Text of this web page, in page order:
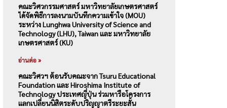
คณะวิศวกรรมศาสตร์ มหาวิทยาลัยเกษตรศาสตร์
ได้จัดพิธีการลงนามบันทึกความเข้าใจ (MOU)
ระหว่าง Lunghwa University of Science and
Technology (LHU), Taiwan และ มหาวิทยาลัย
เกษตรศาสตร์ (KU)
อ่านต่อ »
คณะวิศวฯ ต้อนรับคณะจาก Tsuru Educational
Foundation และ Hiroshima Institute of
Technology ประเทศญี่ปุ่น ร่วมหารือโครงการ
แลกเปลี่ยนนิสิตระดับปริญญาตรีระยะสั้น